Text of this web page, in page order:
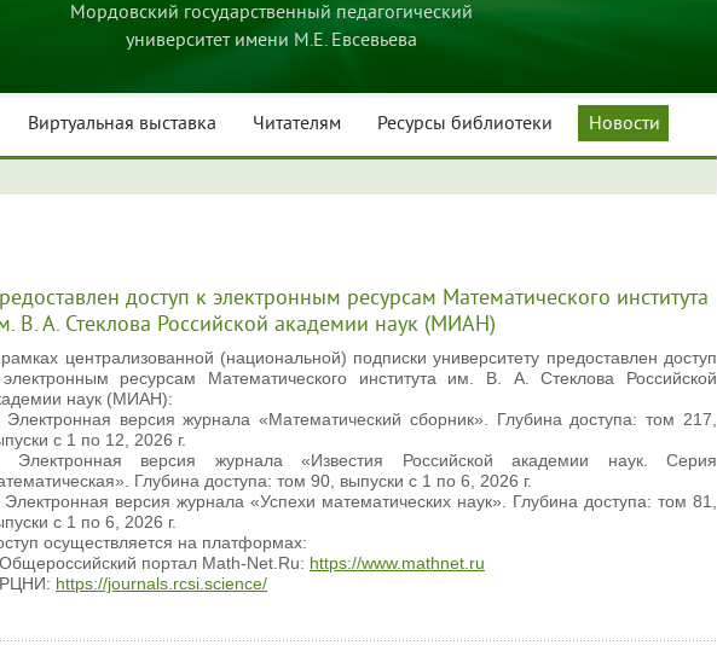
Мордовский государственный педагогический
университет имени М.Е. Евсевьева
Виртуальная выставка Читателям Ресурсы библиотеки Новости
доступ к электронным ресурсам Математического института
В. А. Стеклова Российской академии наук (МИАН)
централизованной (национальной) подписки университету предоставлен доступ
ресурсам Математического института им. В. А. Стеклова Российской
наук (МИАН):
Электронная версия журнала «Математический сборник». Глубина доступа: том 217,
с 1 по 12, 2026 г.
Электронная версия журнала «Известия Российской академии наук. Серия
Глубина доступа: том 90, выпуски с 1 по 6, 2026 г.
версия журнала «Успехи математических наук». Глубина доступа: том 81,
с 1 по 6, 2026 г.
осуществляется на платформах:
портал Math-Net.Ru: https://www.mathnet.ru
https://journals.rcsi.science/